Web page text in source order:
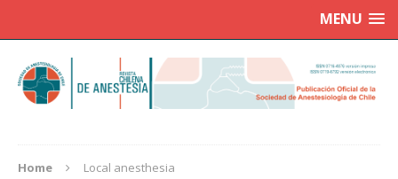
MENU
Home Local anesthesia